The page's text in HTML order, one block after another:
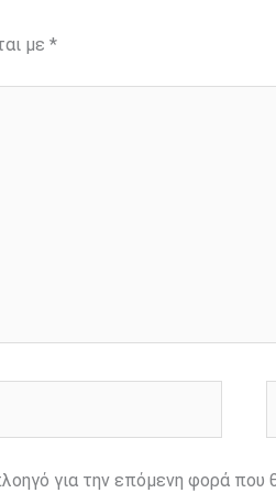
με *
για την επόμενη φορά που